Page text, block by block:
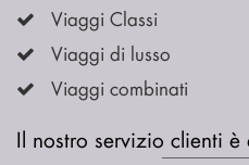
Viaggi Classi
Viaggi di lusso
Viaggi combinati
Il nostro servizio clienti